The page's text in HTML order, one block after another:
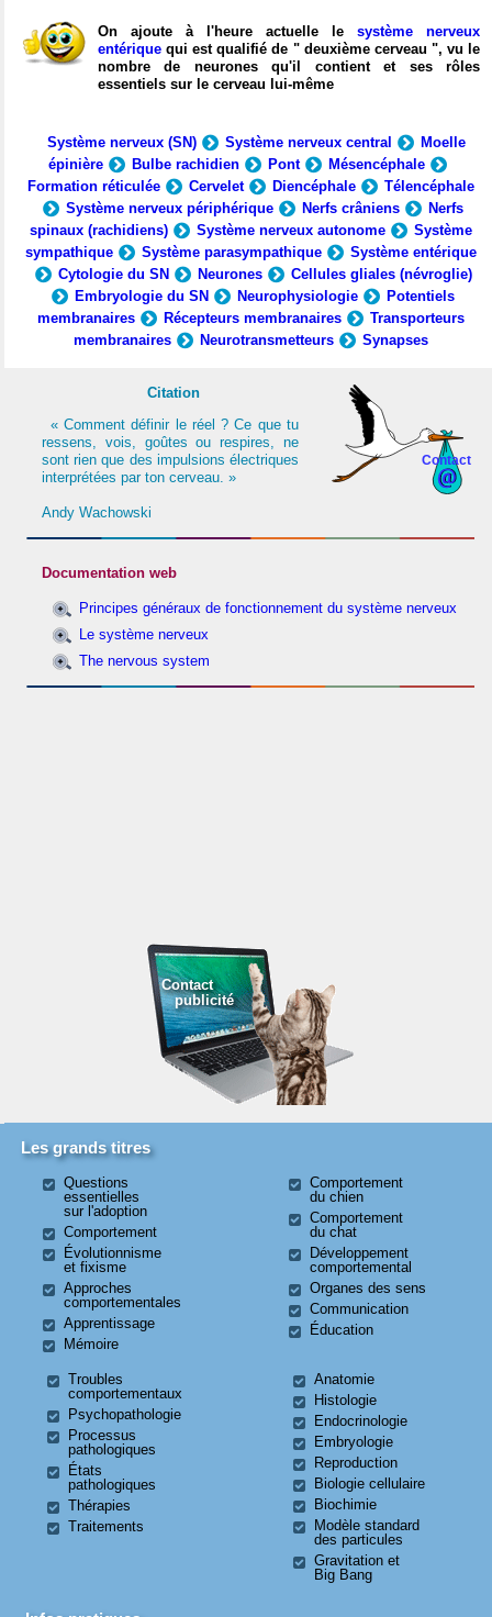
On ajoute à l'heure actuelle le système nerveux
entérique qui est qualifié de " deuxième cerveau ", vu le
nombre de neurones qu'il contient et ses rôles
essentiels sur le cerveau lui-même
Système nerveux (SN) Système nerveux central
Moelle
épinière
Bulbe rachidien Pont
Mésencéphale
Formation réticulée
Cervelet Diencéphale
Télencéphale
Système nerveux périphérique
Nerfs crâniens
Nerfs
spinaux (rachidiens)
Système nerveux autonome
Système
sympathique
Système parasympathique
Système entérique
Cytologie du SN
Neurones
Cellules gliales (névroglie)
Embryologie du SN
Neurophysiologie
Potentiels
membranaires
Récepteurs membranaires
Transporteurs
membranaires
Neurotransmetteurs Synapses
Contact
Citation
« Comment définir le réel ? Ce que tu
ressens, vois, goûtes ou respires, ne
sont rien que des impulsions électriques
interprétées par ton cerveau. »
Andy Wachowski
Documentation web
Principes généraux de fonctionnement du système nerveux
Le système nerveux
The nervous system
Contact
publicité
Les grands titres
Questions
essentielles
sur l'adoption
Comportement
Évolutionnisme
et fixisme
Approches
comportementales
Apprentissage
Mémoire
Comportement
du chien
Comportement
du chat
Développement
comportemental
Organes des sens
Communication
Éducation
Troubles
comportementaux
Psychopathologie
Processus
pathologiques
États
pathologiques
Thérapies
Traitements
Anatomie
Histologie
Endocrinologie
Embryologie
Reproduction
Biologie cellulaire
Biochimie
Modèle standard
des particules
Gravitation et
Big Bang